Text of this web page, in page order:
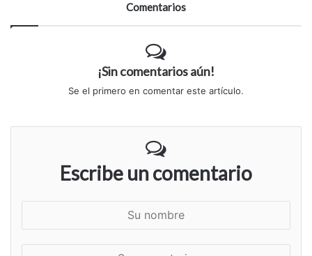
Comentarios
¡Sin comentarios aún!
Se el primero en comentar este artículo.
Escribe un comentario